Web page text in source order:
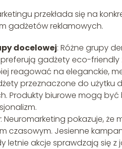
przekłada się na
gadżetów reklamowych.
docelowej: Różne grupy
gadżety eco-
reagować na eleganckie,
przeznaczone do użytku
Produkty biurowe mogą
: Neuromarketing pokazuje,
czasowym. Jesienne
letnie akcje sprawdzają się z